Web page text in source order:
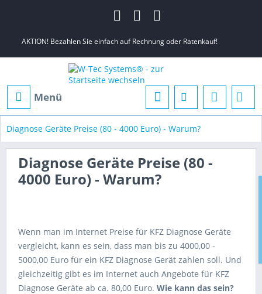
AKTION! Bezahlen Sie einfach auf Rechnung oder Ratenkauf!
Menü
Diagnose Geräte Preise (80 - 4000 Euro) - Warum?
Diagnose Geräte Preise (80 -
4000 Euro) - Warum?
Wenn man im Internet Preise für KFZ Diagnose Geräte
vergleicht, kann es sein, dass man bis zu 4000,00 -
5000,00 Euro für ein KFZ Diagnose Gerät zahlen soll. Und
gleichzeitig gibt es im Internet auch Angebote für KFZ
Diagnose Geräte ab ca. 80,00 Euro. Wie kann das sein?